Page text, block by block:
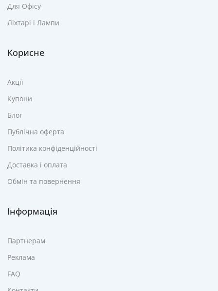
Для Офісу
Ліхтарі і Лампи
Корисне
Акції
Купони
Блог
Публічна оферта
Політика конфіденційності
Доставка і оплата
Обмін та повернення
Інформація
Партнерам
Реклама
FAQ